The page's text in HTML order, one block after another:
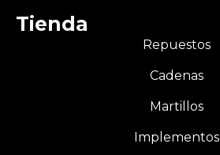
Tienda
Repuestos
Cadenas
Martillos
Implementos